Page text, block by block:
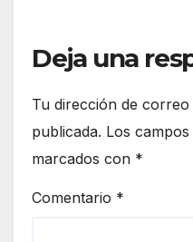
Deja una
Tu dirección de
publicada. Los
marcados con *
Comentario *